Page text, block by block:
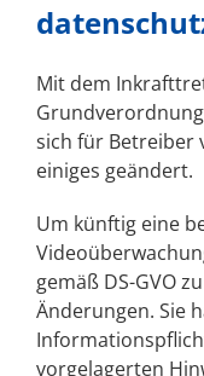
Mit dem
Grundverordnung
sich für Betreiber
einiges geändert.
Um künftig eine
gemäß DS-GVO
Änderungen. Sie
vorgelagerten